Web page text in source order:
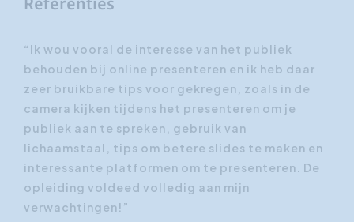
Referenties
“Ik wou vooral de interesse van het publiek
behouden bij online presenteren en ik heb daar
zeer bruikbare tips voor gekregen, zoals in de
camera kijken tijdens het presenteren om je
publiek aan te spreken, gebruik van
lichaamstaal, tips om betere slides te maken en
interessante platformen om te presenteren. De
opleiding voldeed volledig aan mijn
verwachtingen!”